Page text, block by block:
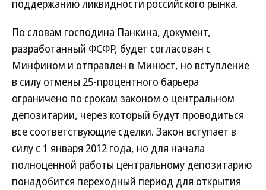
поддержанию ликвидности российского рынка.
По словам господина Панкина, документ,
разработанный ФСФР, будет согласован с
Минфином и отправлен в Минюст, но вступление
в силу отмены 25-процентного барьера
ограничено по срокам законом о центральном
депозитарии, через который будут проводиться
все соответствующие сделки. Закон вступает в
силу с 1 января 2012 года, но для начала
полноценной работы центральному депозитарию
понадобится переходный период для открытия